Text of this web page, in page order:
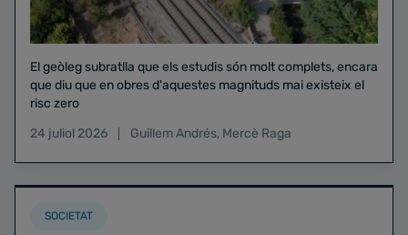
El geòleg subratlla que els estudis són molt complets, encara
que diu que en obres d'aquestes magnituds mai existeix el
risc zero
24 juliol 2026
Guillem Andrés, Mercè Raga
SOCIETAT